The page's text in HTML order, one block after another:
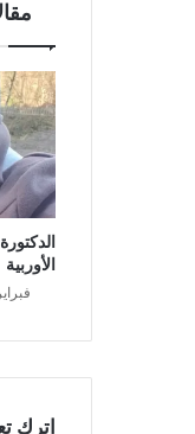
الأوربية
فبراير 16,
اترك